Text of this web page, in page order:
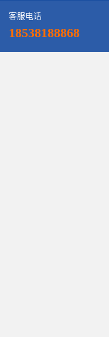
客服电话
18538188868